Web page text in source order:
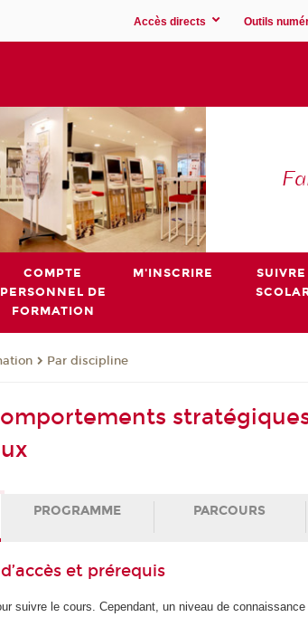
Accès directs Outils
COMPTE
PERSONNEL DE
FORMATION
M'INSCRIRE
Par discipline
PROGRAMME PARCOURS
et prérequis
suivre le cours. Cependant, un niveau de